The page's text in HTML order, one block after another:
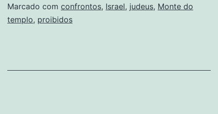
frequentar
Templo
Marcado com confrontos, Israel, judeus, Monte do
templo, proibidos